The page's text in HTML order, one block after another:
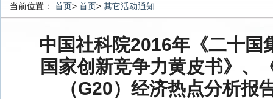
当前位置： 首页> 首页> 其它活动通知
中国社科院2016年《二十国
国家创新竞争力黄皮书》、
（G20）经济热点分析报